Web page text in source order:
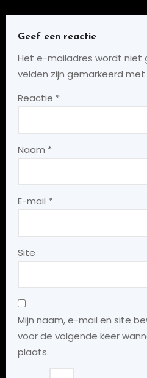
Geef een reactie
Het e-mailadres wordt niet
velden zijn gemarkeerd met
Reactie *
Naam *
E-mail *
Site
Mijn naam, e-mail en site
voor de volgende keer
plaats.